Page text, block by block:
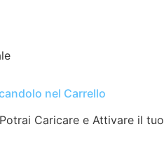
nel Carrello
Caricare e Attivare il tuo